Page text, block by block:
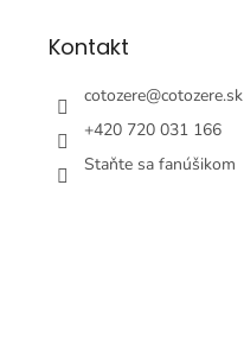
Kontakt
cotozere@cotozere.sk
+420 720 031 166
Staňte sa fanúšikom